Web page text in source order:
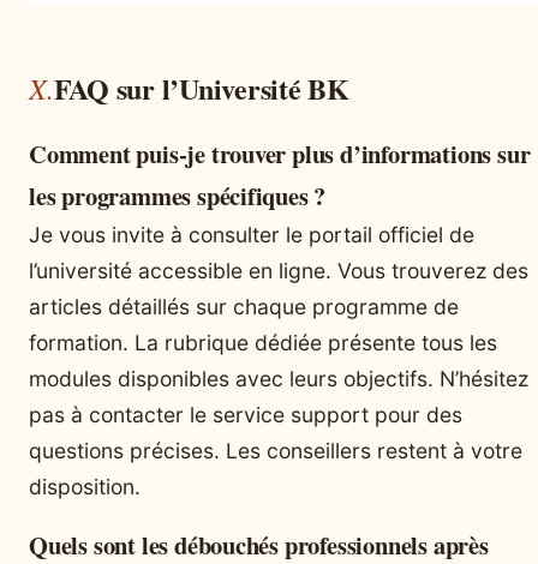
FAQ sur l’Université BK
Comment puis-je trouver plus d’informations sur
les programmes spécifiques ?
Je vous invite à consulter le portail officiel de
l’université accessible en ligne. Vous trouverez des
articles détaillés sur chaque programme de
formation. La rubrique dédiée présente tous les
modules disponibles avec leurs objectifs. N’hésitez
pas à contacter le service support pour des
questions précises. Les conseillers restent à votre
disposition.
Quels sont les débouchés professionnels après